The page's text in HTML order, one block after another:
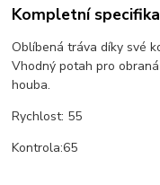
Kompletní
Oblíbená tráva díky své
Vhodný potah pro
houba.
Rychlost: 55
Kontrola:65